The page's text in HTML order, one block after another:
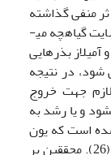
منفی گذاشته
گیاه­چه می­
بذرهایی
شود، در نتیجه
جهت خروج
و یا رشد به
گزارش شده است که یون
کلر بر روی رشد طولی گیاه­چه اثر منفی دارد (26). محققین بر